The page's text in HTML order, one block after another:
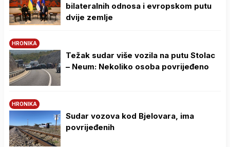
bilateralnih odnosa i evropskom putu
dvije zemlje
HRONIKA
Težak sudar više vozila na putu Stolac
– Neum: Nekoliko osoba povrijeđeno
HRONIKA
Sudar vozova kod Bjelovara, ima
povrijeđenih